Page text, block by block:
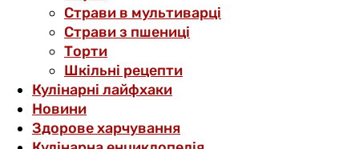
Страви в мультиварці
Страви з пшениці
Торти
Шкільні рецепти
Кулінарні лайфхаки
Новини
Здорове харчування